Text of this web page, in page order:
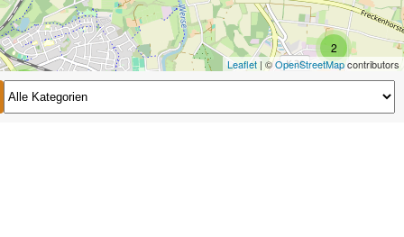
2
2
Leaflet| ©OpenStreetMapcontributors